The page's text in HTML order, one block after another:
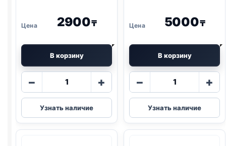
2900₸
В корзину
−
Количество
Reflex
сух.
(СТЕРИЛ.,
+
Узнать наличие
5000₸
В корзину
−
Количество
Reflex
сух.
(СТЕРИЛ.,
+
Узнать наличие